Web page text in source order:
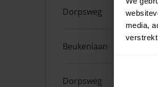
media,
Dorpsweg
Beukenlaan
Dorpsweg